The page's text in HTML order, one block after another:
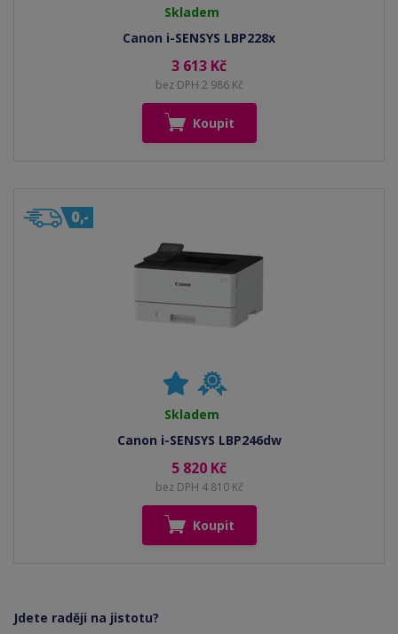
Skladem
Canon i-SENSYS LBP228x
3 613 Kč
bez DPH 2 986 Kč
Koupit
Skladem
Canon i-SENSYS LBP246dw
5 820 Kč
bez DPH 4 810 Kč
Koupit
Jdete raději na jistotu?